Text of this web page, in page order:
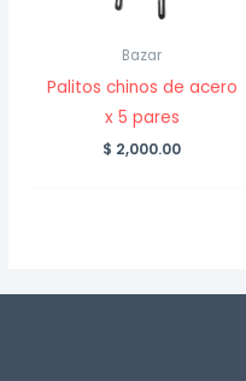
Bazar
Palitos chinos de acero
x 5 pares
$ 2,000.00